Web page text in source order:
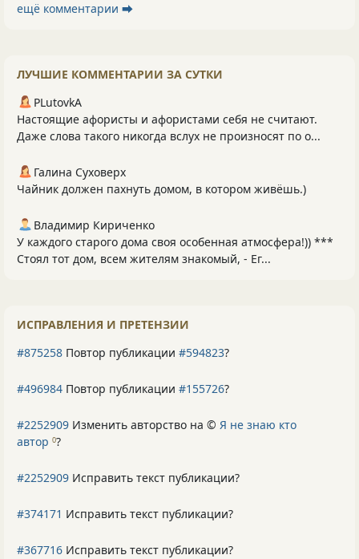
ещё комментарии ⮕
ЛУЧШИЕ КОММЕНТАРИИ ЗА СУТКИ
PLutоvkА
Настоящие афористы и афористами себя не считают.
Даже слова такого никогда вслух не произносят по о...
Галина Суховерх
Чайник должен пахнуть домом, в котором живёшь.)
Владимир Кириченко
У каждого старого дома своя особенная атмосфера!)) ***
Стоял тот дом, всем жителям знакомый, - Ег...
ИСПРАВЛЕНИЯ И ПРЕТЕНЗИИ
#875258 Повтор публикации #594823?
#496984 Повтор публикации #155726?
#2252909 Изменить авторство на © Я не знаю кто
автор 0?
#2252909 Исправить текст публикации?
#374171 Исправить текст публикации?
#367716 Исправить текст публикации?